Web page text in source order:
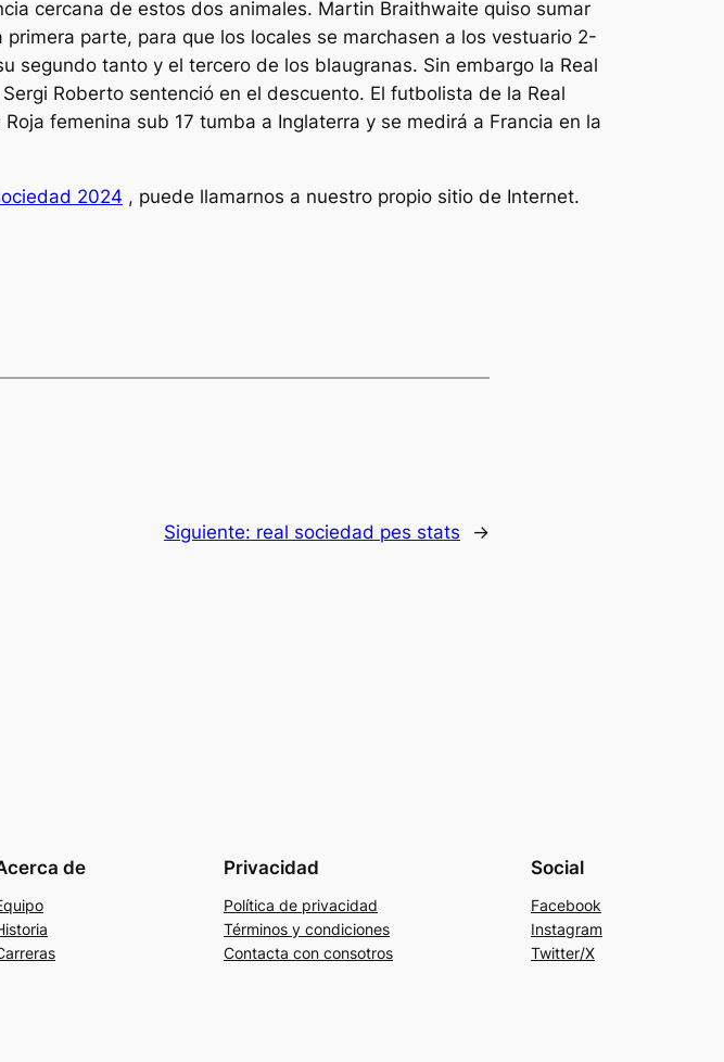
cercana de estos dos animales. Martin Braithwaite quiso sumar
parte, para que los locales se marchasen a los vestuario 2-
segundo tanto y el tercero de los blaugranas. Sin embargo la Real
Roberto sentenció en el descuento. El futbolista de la Real
femenina sub 17 tumba a Inglaterra y se medirá a Francia en la
2024 , puede llamarnos a nuestro propio sitio de Internet.
Siguiente: real sociedad pes stats →
de Privacidad
Política de privacidad
Términos y condiciones
Contacta con consotros
Social
Facebook
Instagram
Twitter/X